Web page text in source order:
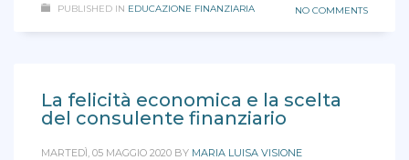
PUBLISHED IN EDUCAZIONE FINANZIARIA NO COMMENTS
La felicità economica e la scelta
del consulente finanziario
MARTEDÌ, 05 MAGGIO 2020 BY MARIA LUISA VISIONE